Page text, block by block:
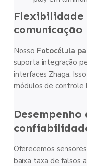
comunicação
Nosso Fotocélula
suporta integração
interfaces Zhaga.
módulos de controle
Oferecemos
baixa taxa de falsos